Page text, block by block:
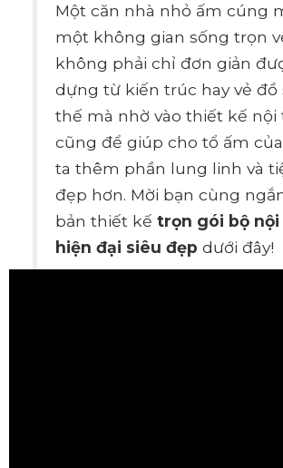
Một căn nhà nhỏ ấm cúng
một không gian sống trọn
không phải chỉ đơn giản
dựng từ kiến trúc hay vẻ đồ
thế mà nhờ vào thiết kế nội
cũng để giúp cho tổ ấm
ta thêm phần lung linh và
đẹp hơn. Mời bạn cùng
bản thiết kếtrọn gói bộ
hiện đại siêu đẹp dưới đây!